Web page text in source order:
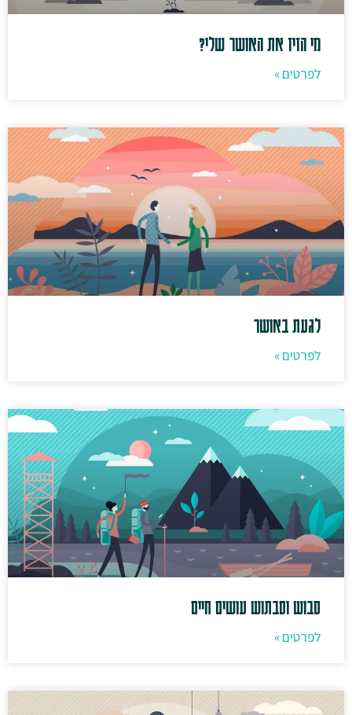
מי הזיז את האושר שלי?
לפרטים »
לגעת באושר
לפרטים »
סבוש וסבתוש עושים חיים
לפרטים »